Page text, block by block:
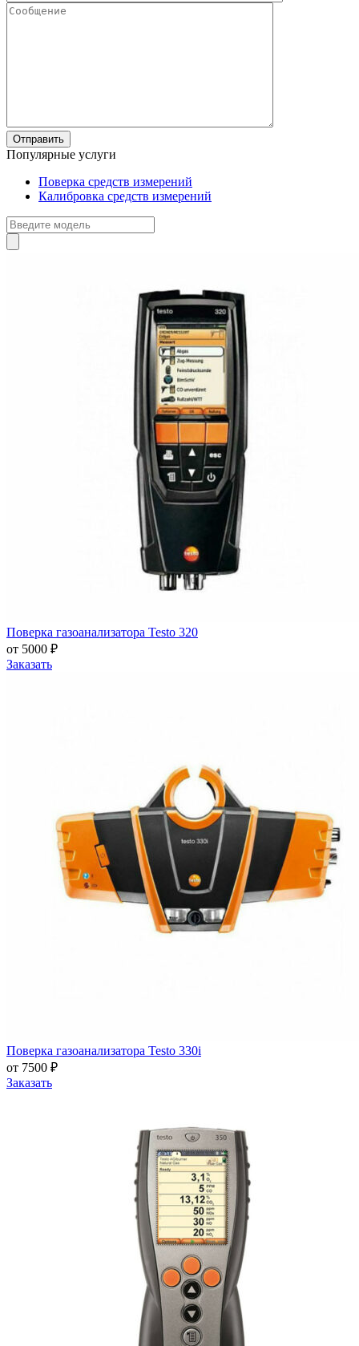
Популярные услуги
Поверка средств измерений
Калибровка средств измерений
Поверка газоанализатора Testo 320
от 5000 ₽
Заказать
Поверка газоанализатора Testo 330i
от 7500 ₽
Заказать